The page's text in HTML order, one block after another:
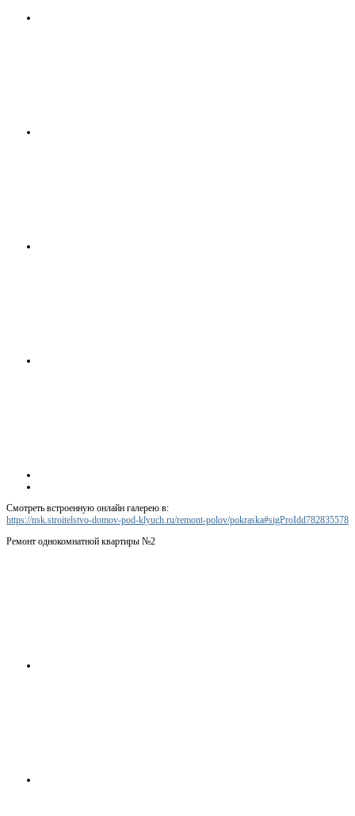
Смотреть встроенную онлайн галерею в:
https://nsk.stroitelstvo-domov-pod-klyuch.ru/remont-polov/pokraska#sigProIdd782835578
Ремонт однокомнатной квартиры №2